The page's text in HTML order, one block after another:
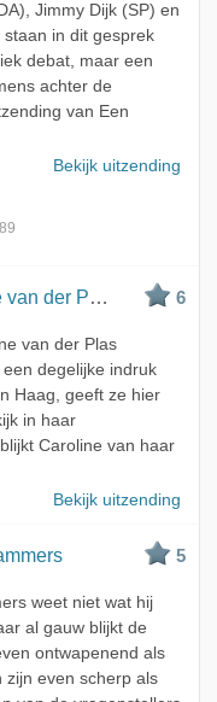
Jimmy Dijk (SP) en
staan in dit gesprek
debat, maar een
achter de
van Een
Bekijk uitzending
der Plas 6
van der Plas
degelijke indruk
Haag, geeft ze hier
in haar
Caroline van haar
Bekijk uitzending
5
weet niet wat hij
al gauw blijkt de
ontwapenend als
zijn even scherp als